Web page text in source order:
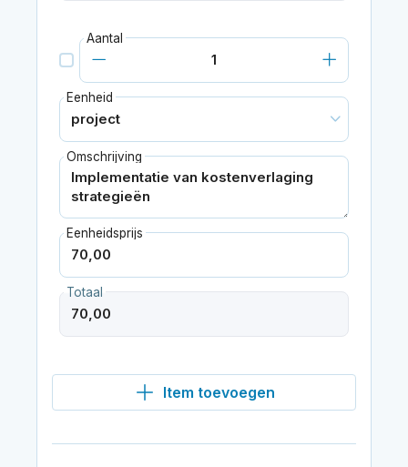
Aantal
Eenheid
Omschrijving
Eenheidsprijs
Totaal
Item toevoegen